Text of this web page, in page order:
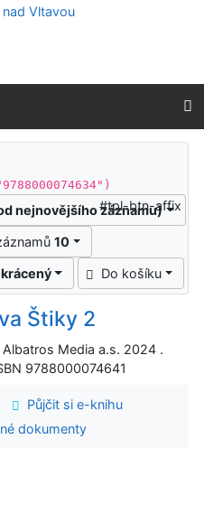
nejnovějšího záznamu)
10
Do košíku
#tpl-btn-affix
Štiky 2
Media a.s. 2024 .
9788000074641
Půjčit si e-knihu
dokumenty